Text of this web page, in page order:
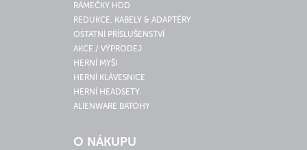
RÁMEČKY HDD
REDUKCE, KABELY & ADAPTÉRY
OSTATNÍ PŘÍSLUŠENSTVÍ
AKCE / VÝPRODEJ
HERNÍ MYŠI
HERNÍ KLÁVESNICE
HERNÍ HEADSETY
ALIENWARE BATOHY
O NÁKUPU